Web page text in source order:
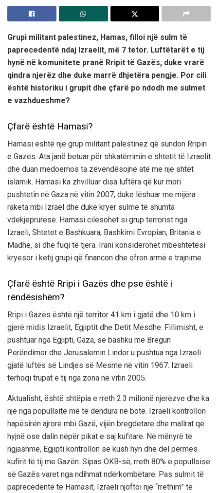
Grupi militant palestinez, Hamas, filloi një sulm të
paprecedentë ndaj Izraelit, më 7 tetor. Luftëtarët e tij
hynë në komunitete pranë Rripit të Gazës, duke vrarë
qindra njerëz dhe duke marrë dhjetëra pengje. Por cili
është historiku i grupit dhe çfarë po ndodh me sulmet
e vazhdueshme?
Çfarë është Hamasi?
Hamasi është një grup militant palestinez që sundon Rripin
e Gazës. Ata janë betuar për shkatërrimin e shtetit të Izraelit
dhe duan medoemos ta zëvendësojnë atë me një shtet
islamik. Hamasi ka zhvilluar disa luftëra që kur mori
pushtetin në Gaza në vitin 2007, duke lëshuar me mijëra
raketa mbi Izrael dhe duke kryer sulme të shumta
vdekjeprurëse. Hamasi cilësohet si grup terrorist nga
Izraeli, Shtetet e Bashkuara, Bashkimi Evropian, Britania e
Madhe, si dhe fuqi të tjera. Irani konsiderohet mbështetësi
kryesor i këtij grupi që financon dhe ofron armë e trajnime.
Çfarë është Rripi i Gazës dhe pse është i
rëndësishëm?
Rripi i Gazës është një territor 41 km i gjatë dhe 10 km i
gjerë midis Izraelit, Egjiptit dhe Detit Mesdhe. Fillimisht, e
pushtuar nga Egjipti, Gaza, së bashku me Bregun
Perëndimor dhe Jerusalemin Lindor u pushtua nga Izraeli
gjatë luftës së Lindjes së Mesme në vitin 1967. Izraeli
tërhoqi trupat e tij nga zona në vitin 2005.
Aktualisht, është shtëpia e rreth 2.3 milionë njerëzve dhe ka
një nga popullsitë më të dendura në botë. Izraeli kontrollon
hapësirën ajrore mbi Gazë, vijën bregdetare dhe mallrat që
hyjnë ose dalin nëpër pikat e saj kufitare. Në mënyrë të
ngjashme, Egjipti kontrollon se kush hyn dhe del përmes
kufirit të tij me Gazën. Sipas OKB-së, rreth 80% e popullsisë
së Gazës varet nga ndihmat ndërkombëtare. Pas sulmit të
paprecedentë të Hamasit, Izraeli njoftoi një “rrethim” të